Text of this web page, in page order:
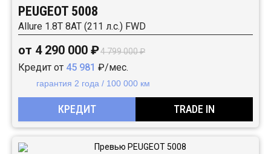
PEUGEOT 5008
Allure 1.8T 8AT (211 л.с.) FWD
от 4 290 000 ₽4 799 000 ₽
Кредит от 45 981 ₽/мес.
гарантия 2 года / 100 000 км
КРЕДИТ TRADE IN